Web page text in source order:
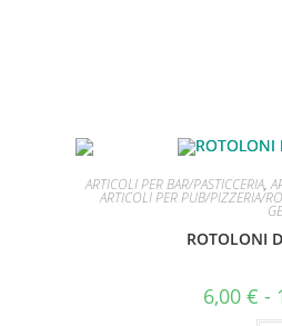
ARTICOLI PER BAR/PASTICCERIA,
ARTICOLI PER PUB/PIZZERIA/
ROTOLONI
6,00€ -